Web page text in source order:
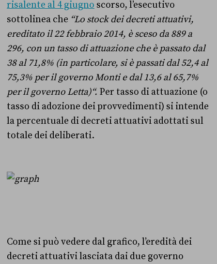
risalente al 4 giugno scorso, l’esecutivo
sottolinea che “Lo stock dei decreti attuativi,
ereditato il 22 febbraio 2014, è sceso da 889 a
296, con un tasso di attuazione che è passato dal
38 al 71,8% (in particolare, si è passati dal 52,4 al
75,3% per il governo Monti e dal 13,6 al 65,7%
per il governo Letta)“. Per tasso di attuazione (o
tasso di adozione dei provvedimenti) si intende
la percentuale di decreti attuativi adottati sul
totale dei deliberati.
Come si può vedere dal grafico, l’eredità dei
decreti attuativi lasciata dai due governo